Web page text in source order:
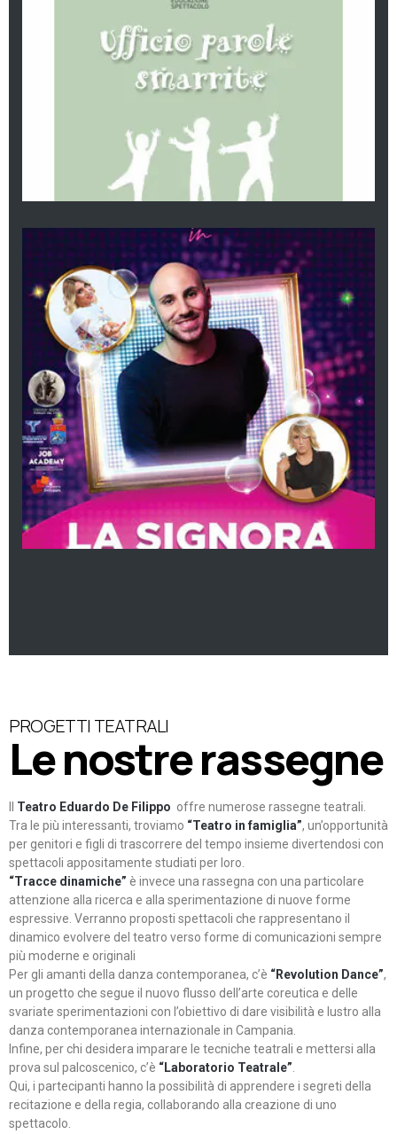
PROGETTI TEATRALI
Le nostre rassegne
Teatro Eduardo De Filippo offre numerose rassegne teatrali.
Tra le più interessanti, troviamo “Teatro in famiglia”, un’opportunità
per genitori e figli di trascorrere del tempo insieme divertendosi con
spettacoli appositamente studiati per loro.
“Tracce dinamiche” è invece una rassegna con una particolare
attenzione alla ricerca e alla sperimentazione di nuove forme
espressive. Verranno proposti spettacoli che rappresentano il
dinamico evolvere del teatro verso forme di comunicazioni sempre
più moderne e originali
Per gli amanti della danza contemporanea, c’è “Revolution Dance”,
un progetto che segue il nuovo flusso dell’arte coreutica e delle
svariate sperimentazioni con l’obiettivo di dare visibilità e lustro alla
danza contemporanea internazionale in Campania.
Infine, per chi desidera imparare le tecniche teatrali e mettersi alla
prova sul palcoscenico, c’è “Laboratorio Teatrale”
Qui, i partecipanti hanno la possibilità di apprendere i segreti della
recitazione e della regia, collaborando alla creazione di uno
spettacolo.